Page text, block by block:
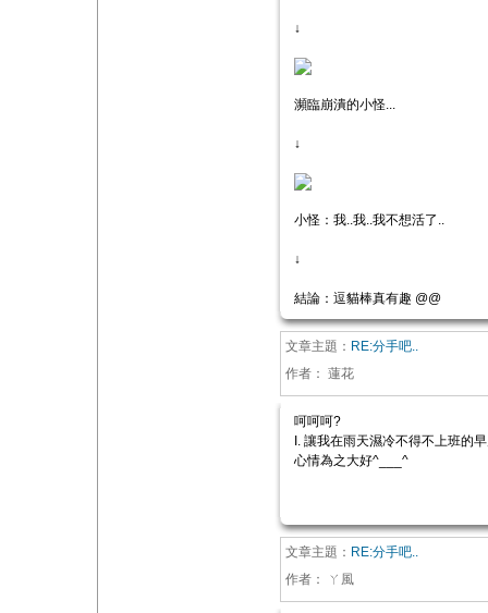
↓
瀕臨崩潰的小怪...
↓
小怪：我..我..我不想活了..
↓
結論：逗貓棒真有趣 @@
文章主題： RE:分手吧..
作者： 蓮花
呵呵呵?
I. 讓我在雨天濕冷不得不上班的
心情為之大好^___^
文章主題： RE:分手吧..
作者：
ㄚ風